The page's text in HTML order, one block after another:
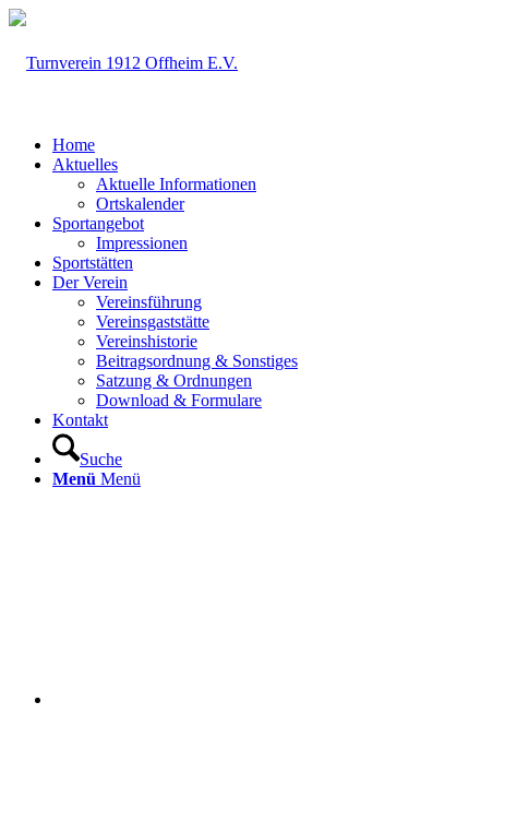
Home
Aktuelles
Aktuelle Informationen
Ortskalender
Sportangebot
Impressionen
Sportstätten
Der Verein
Vereinsführung
Vereinsgaststätte
Vereinshistorie
Beitragsordnung & Sonstiges
Satzung & Ordnungen
Download & Formulare
Kontakt
Suche
Menü Menü